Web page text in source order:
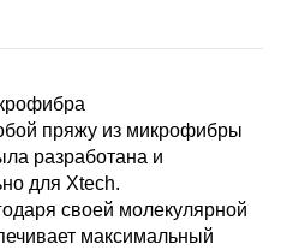
пряжу из микрофибры
разработана и
для Xtech.
своей молекулярной
максимальный